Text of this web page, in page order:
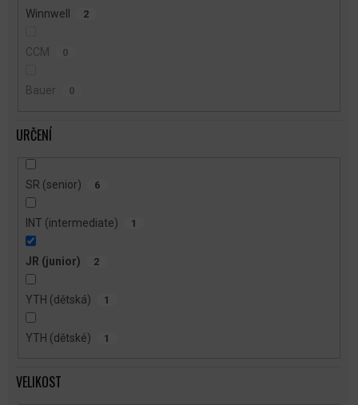
Winnwell 2
CCM 0
Bauer 0
URČENÍ
SR (senior) 6
INT (intermediate) 1
JR (junior) 2
YTH (dětská) 1
YTH (dětské) 1
VELIKOST